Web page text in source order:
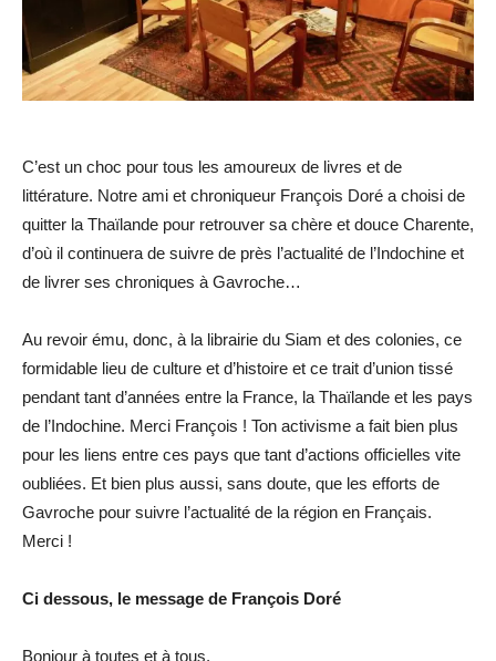
C’est un choc pour tous les amoureux de livres et de
littérature. Notre ami et chroniqueur François Doré a choisi de
quitter la Thaïlande pour retrouver sa chère et douce Charente,
d’où il continuera de suivre de près l’actualité de l’Indochine et
de livrer ses chroniques à Gavroche…
Au revoir ému, donc, à la librairie du Siam et des colonies, ce
formidable lieu de culture et d’histoire et ce trait d’union tissé
pendant tant d’années entre la France, la Thaïlande et les pays
de l’Indochine. Merci François ! Ton activisme a fait bien plus
pour les liens entre ces pays que tant d’actions officielles vite
oubliées. Et bien plus aussi, sans doute, que les efforts de
Gavroche pour suivre l’actualité de la région en Français.
Merci !
Ci dessous, le message de François Doré
Bonjour à toutes et à tous,